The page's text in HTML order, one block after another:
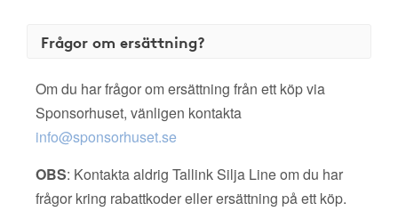
Frågor om ersättning?
Om du har frågor om ersättning från ett köp via
Sponsorhuset, vänligen kontakta
info@sponsorhuset.se
OBS: Kontakta aldrig Tallink Silja Line om du har
frågor kring rabattkoder eller ersättning på ett köp.